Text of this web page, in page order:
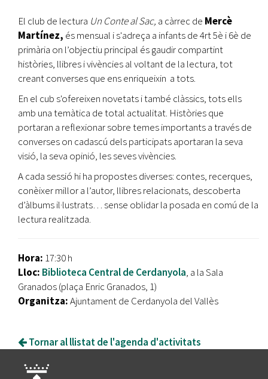
El club de lectura Un Conte al Sac, a càrrec de Mercè
Martínez, és mensual i s'adreça a infants de 4rt 5è i 6è de
primària on l’objectiu principal és gaudir compartint
històries, llibres i vivències al voltant de la lectura, tot
creant converses que ens enriqueixin a tots.
En el cub s'ofereixen novetats i també clàssics, tots ells
amb una temàtica de total actualitat. Històries que
portaran a reflexionar sobre temes importants a través de
converses on cadascú dels participats aportaran la seva
visió, la seva opinió, les seves vivències.
A cada sessió hi ha propostes diverses: contes, recerques,
conèixer millor a l’autor, llibres relacionats, descoberta
d’àlbums il·lustrats… sense oblidar la posada en comú de la
lectura realitzada.
Hora: 17:30 h
Lloc: Biblioteca Central de Cerdanyola, a la Sala
Granados (plaça Enric Granados, 1)
Organitza:Ajuntament de Cerdanyola del Vallès
Tornar al llistat de l'agenda d'activitats